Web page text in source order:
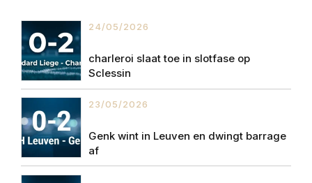
24/05/2026
charleroi slaat toe in slotfase op
Sclessin
23/05/2026
Genk wint in Leuven en dwingt barrage
af